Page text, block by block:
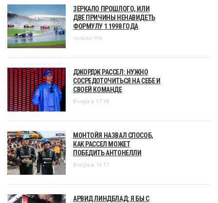
ЗЕРКАЛО ПРОШЛОГО, ИЛИ
ДВЕ ПРИЧИНЫ НЕНАВИДЕТЬ
ФОРМУЛУ 1 1998 ГОДА
только что
ДЖОРДЖ РАССЕЛ: НУЖНО
СОСРЕДОТОЧИТЬСЯ НА СЕБЕ И
СВОЕЙ КОМАНДЕ
Вчера в 17:18
МОНТОЙЯ НАЗВАЛ СПОСОБ,
КАК РАССЕЛ МОЖЕТ
ПОБЕДИТЬ АНТОНЕЛЛИ
Вчера в 16:17
АРВИД ЛИНДБЛАД: Я БЫ С